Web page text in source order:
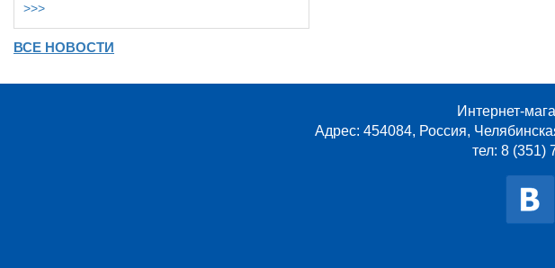
>>>
ВСЕ НОВОСТИ
Интернет-
Адрес: 454084, Россия,
тел: 8 (351)